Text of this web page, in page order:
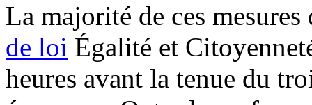
La majorité de ces
de loi Égalité et
heures avant la tenue du